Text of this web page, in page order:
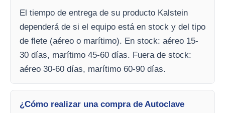
El tiempo de entrega de su producto Kalstein
dependerá de si el equipo está en stock y del tipo
de flete (aéreo o marítimo). En stock: aéreo 15-
30 días, marítimo 45-60 días. Fuera de stock:
aéreo 30-60 días, marítimo 60-90 días.
¿Cómo realizar una compra de Autoclave